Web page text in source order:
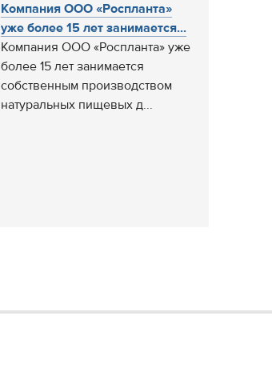
Компания ООО «Роспланта»
уже более 15 лет занимается...
Компания ООО «Роспланта» уже
более 15 лет занимается
собственным производством
натуральных пищевых д...